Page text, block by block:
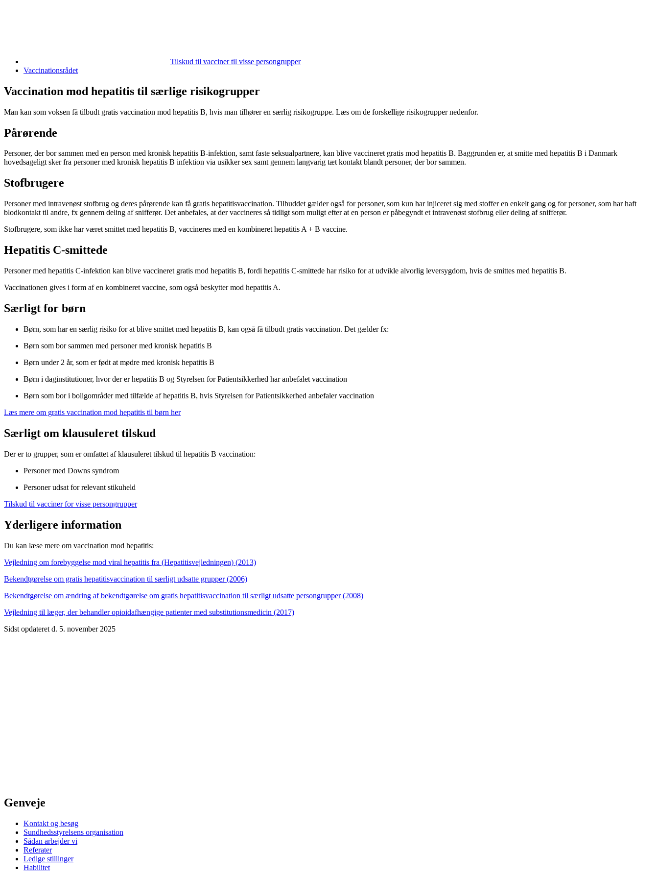
Tilskud til vacciner til visse persongrupper
Vaccinationsrådet
Vaccination mod hepatitis til særlige risikogrupper
Man kan som voksen få tilbudt gratis vaccination mod hepatitis B, hvis man tilhører en særlig risikogruppe. Læs om de forskellige risikogrupper nedenfor.
Pårørende
Personer, der bor sammen med en person med kronisk hepatitis B-infektion, samt faste seksualpartnere, kan blive vaccineret gratis mod hepatitis B. Baggrunden er, at smitte med hepatitis B i Danmark
hovedsageligt sker fra personer med kronisk hepatitis B infektion via usikker sex samt gennem langvarig tæt kontakt blandt personer, der bor sammen.
Stofbrugere
Personer med intravenøst stofbrug og deres pårørende kan få gratis hepatitisvaccination. Tilbuddet gælder også for personer, som kun har injiceret sig med stoffer en enkelt gang og for personer, som har haft
blodkontakt til andre, fx gennem deling af snifferør. Det anbefales, at der vaccineres så tidligt som muligt efter at en person er påbegyndt et intravenøst stofbrug eller deling af snifferør.
Stofbrugere, som ikke har været smittet med hepatitis B, vaccineres med en kombineret hepatitis A + B vaccine.
Hepatitis C-smittede
Personer med hepatitis C-infektion kan blive vaccineret gratis mod hepatitis B, fordi hepatitis C-smittede har risiko for at udvikle alvorlig leversygdom, hvis de smittes med hepatitis B.
Vaccinationen gives i form af en kombineret vaccine, som også beskytter mod hepatitis A.
Særligt for børn
Børn, som har en særlig risiko for at blive smittet med hepatitis B, kan også få tilbudt gratis vaccination. Det gælder fx:
Børn som bor sammen med personer med kronisk hepatitis B
Børn under 2 år, som er født at mødre med kronisk hepatitis B
Børn i daginstitutioner, hvor der er hepatitis B og Styrelsen for Patientsikkerhed har anbefalet vaccination
Børn som bor i boligområder med tilfælde af hepatitis B, hvis Styrelsen for Patientsikkerhed anbefaler vaccination
Læs mere om gratis vaccination mod hepatitis til børn her
Særligt om klausuleret tilskud
Der er to grupper, som er omfattet af klausuleret tilskud til hepatitis B vaccination:
Personer med Downs syndrom
Personer udsat for relevant stikuheld
Tilskud til vacciner for visse persongrupper
Yderligere information
Du kan læse mere om vaccination mod hepatitis:
Vejledning om forebyggelse mod viral hepatitis fra (Hepatitisvejledningen) (2013)
Bekendtgørelse om gratis hepatitisvaccination til særligt udsatte grupper (2006)
Bekendtgørelse om ændring af bekendtgørelse om gratis hepatitisvaccination til særligt udsatte persongrupper (2008)
Vejledning til læger, der behandler opioidafhængige patienter med substitutionsmedicin (2017)
Sidst opdateret d. 5. november 2025
Genveje
Kontakt og besøg
Sundhedsstyrelsens organisation
Sådan arbejder vi
Referater
Ledige stillinger
Habilitet